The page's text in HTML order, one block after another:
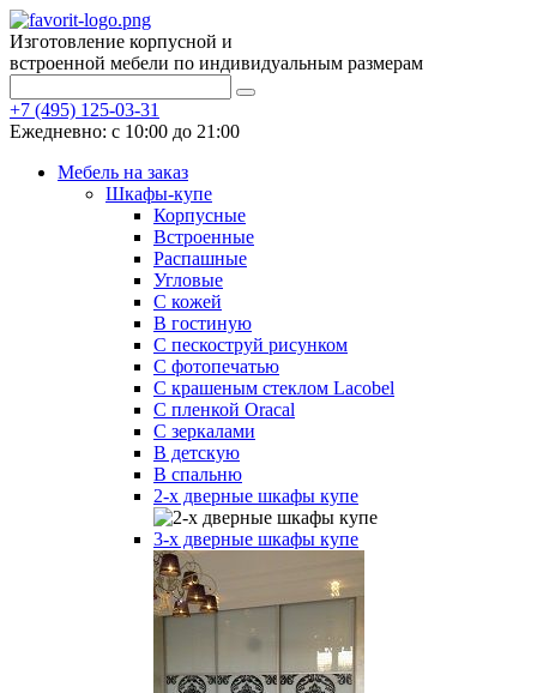
Изготовление корпусной и
встроенной мебели по индивидуальным размерам
+7 (495) 125-03-31
Ежедневно: с 10:00 до 21:00
Мебель на заказ
Шкафы-купе
Корпусные
Встроенные
Распашные
Угловые
С кожей
В гостиную
С пескоструй рисунком
С фотопечатью
С крашеным стеклом Lacobel
С пленкой Oracal
С зеркалами
В детскую
В спальню
2-х дверные шкафы купе
3-х дверные шкафы купе